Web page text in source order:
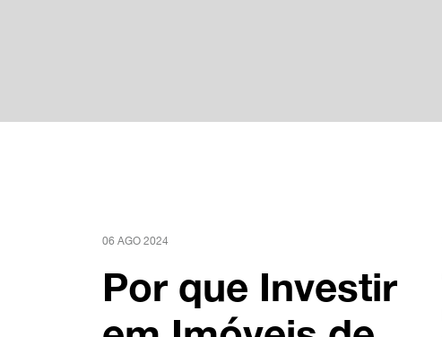
06 AGO 2024
Por que Investir